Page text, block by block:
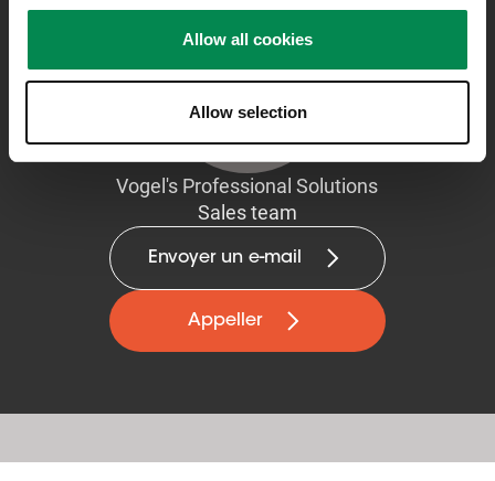
Allow all cookies
Allow selection
Vogel's Professional Solutions
Sales team
Envoyer un e-mail
Appeller